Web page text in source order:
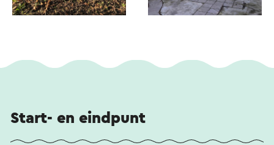
Start- en eindpunt